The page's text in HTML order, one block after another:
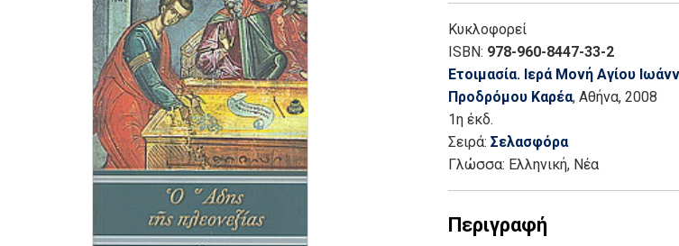
Κυκλοφορεί
ISBN: 978-960-8447-33-2
Ετοιμασία. Ιερά Μονή Αγίου
Προδρόμου Καρέα, Αθήνα, 2008
1η έκδ.
Σειρά: Σελασφόρα
Γλώσσα: Ελληνική, Νέα
Περιγραφή